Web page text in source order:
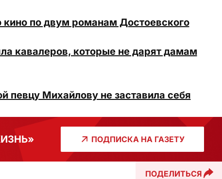
по двум романам Достоевского
кавалеров, которые не дарят дамам
певцу Михайлову не заставила себя
ПОДПИСКА НА ГАЗЕТУ
ПОДЕЛИТЬСЯ